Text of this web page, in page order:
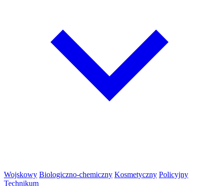
Wojskowy Biologiczno-chemiczny Kosmetyczny Policyjny
Technikum